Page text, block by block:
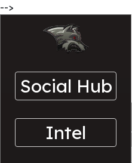
-->
Social Hub
Intel